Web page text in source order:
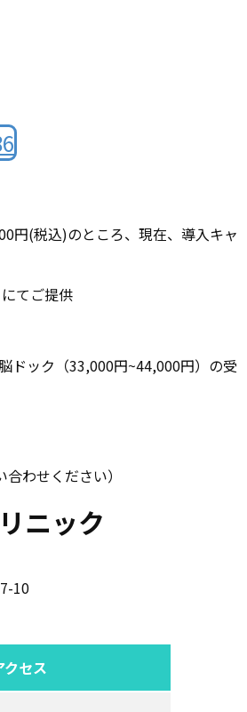
円(税込)のところ、現在、導入キャ
てご提供
ドック（33,000円~44,000円）の受
わせください）
ニック
10
クセス